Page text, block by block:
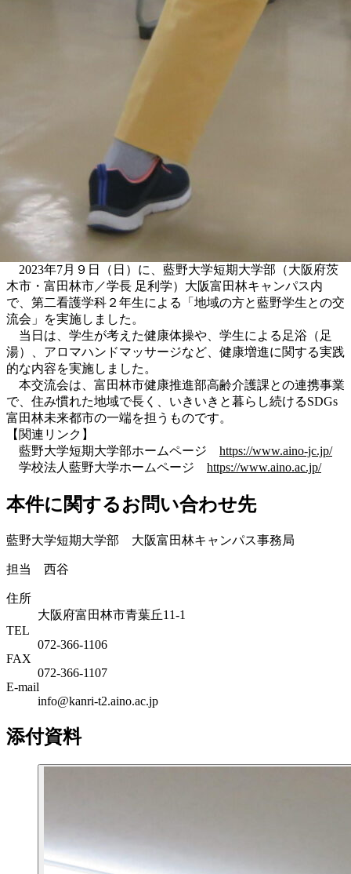
2023年7月９日（日）に、藍野大学短期大学部（大阪府茨
木市・富田林市／学長 足利学）大阪富田林キャンパス内
で、第二看護学科２年生による「地域の方と藍野学生との交
流会」を実施しました。
当日は、学生が考えた健康体操や、学生による足浴（足
湯）、アロマハンドマッサージなど、健康増進に関する実践
的な内容を実施しました。
本交流会は、富田林市健康推進部高齢介護課との連携事業
で、住み慣れた地域で長く、いきいきと暮らし続けるSDGs
富田林未来都市の一端を担うものです。
【関連リンク】
藍野大学短期大学部ホームページ https://www.aino-jc.jp/
学校法人藍野大学ホームページ https://www.aino.ac.jp/
本件に関するお問い合わせ先
藍野大学短期大学部 大阪富田林キャンパス事務局
担当 西谷
住所
大阪府富田林市青葉丘11-1
TEL
072-366-1106
FAX
072-366-1107
E-mail
info@kanri-t2.aino.ac.jp
添付資料